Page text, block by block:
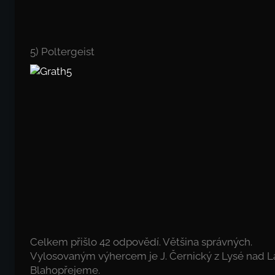
5) Poltergeist
Celkem přišlo 42 odpovědí. Většina správných.
Vylosovaným výhercem je J. Černický z Lysé nad
Blahopřejeme.